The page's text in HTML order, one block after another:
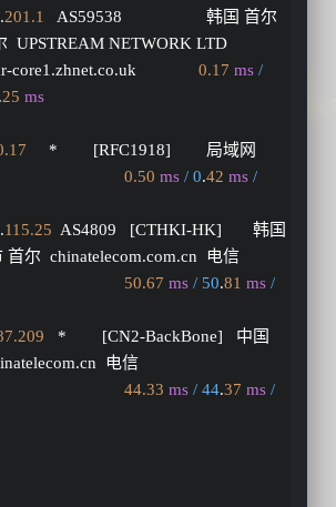
.201.1
   AS59538                   韩国 首尔
UPSTREAM NETWORK LTD
core1.zhnet.co.uk 0.17 ms /
.25 ms
0.50 ms / 0.42 ms /
.115.25
  AS4809   [CTHKI-HK]       韩国
首尔  chinatelecom.com.cn  电信
50.67 ms / 50.81 ms /
   *        [CN2-BackBone]   中国
电信
44.33 ms / 44.37 ms /